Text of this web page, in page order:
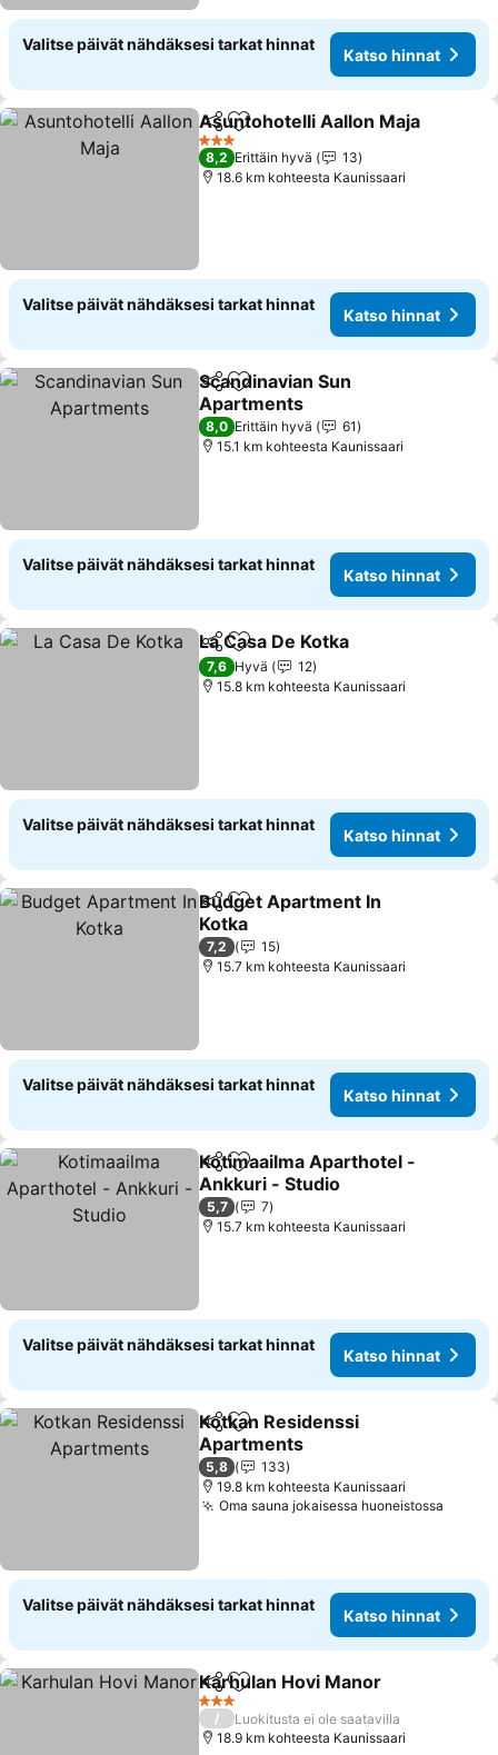
Valitse päivät nähdäksesi tarkat hinnat
Katso hinnat
Jaa Lisää suosikkeihin
Asuntohotelli Aallon Maja
3 Tähtiluokitus
8,2 Erittäin hyvä
13
18.6 km kohteesta Kaunissaari
Valitse päivät nähdäksesi tarkat hinnat
Katso hinnat
Jaa Lisää suosikkeihin
Scandinavian Sun
Apartments
Katso hinnat
8,0 Erittäin hyvä
61
15.1 km kohteesta Kaunissaari
Valitse päivät nähdäksesi tarkat hinnat
Katso hinnat
Jaa Lisää suosikkeihin
La Casa De Kotka
7,6 Hyvä
12
15.8 km kohteesta Kaunissaari
Valitse päivät nähdäksesi tarkat hinnat
Katso hinnat
Jaa Lisää suosikkeihin
Budget Apartment In
Kotka
Katso hinnat
7,2
15
15.7 km kohteesta Kaunissaari
Valitse päivät nähdäksesi tarkat hinnat
Katso hinnat
Jaa Lisää suosikkeihin
Kotimaailma Aparthotel -
Ankkuri - Studio
Katso hinnat
5,7
7
15.7 km kohteesta Kaunissaari
Valitse päivät nähdäksesi tarkat hinnat
Katso hinnat
Jaa Lisää suosikkeihin
Kotkan Residenssi
Apartments
Katso hinnat
5,8
133
19.8 km kohteesta Kaunissaari
Oma sauna jokaisessa huoneistossa
Valitse päivät nähdäksesi tarkat hinnat
Katso hinnat
Jaa Lisää suosikkeihin
Karhulan Hovi Manor
3 Tähtiluokitus
/
Luokitusta ei ole saatavilla
18.9 km kohteesta Kaunissaari